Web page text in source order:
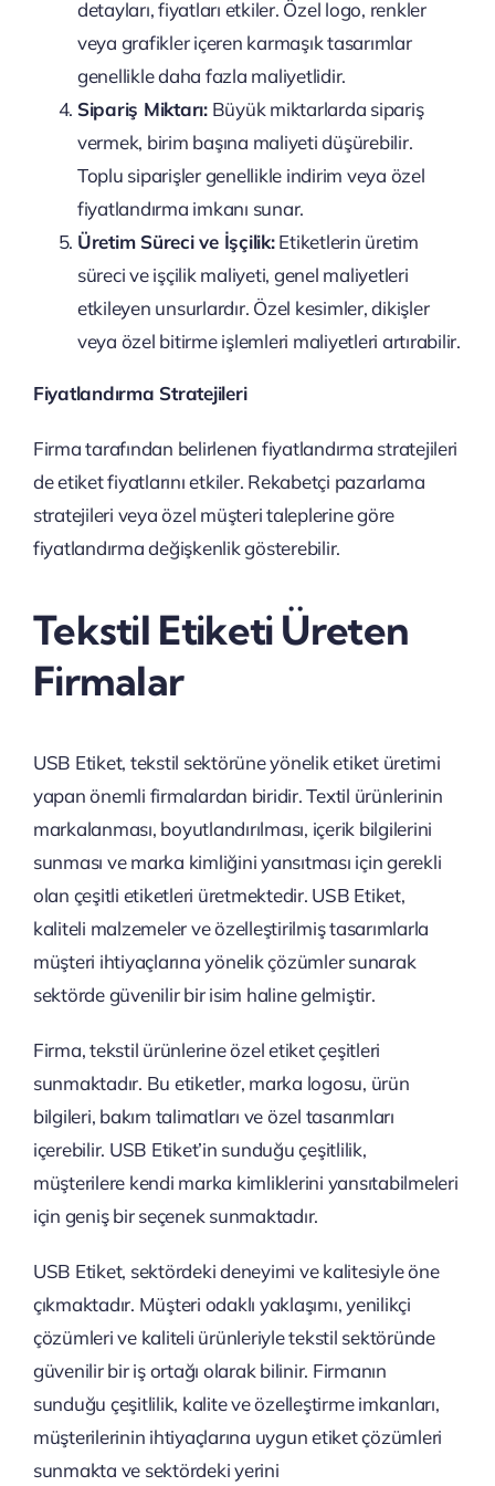
detayları, fiyatları etkiler. Özel logo, renkler
veya grafikler içeren karmaşık tasarımlar
genellikle daha fazla maliyetlidir.
Sipariş Miktarı:Büyük miktarlarda sipariş
vermek, birim başına maliyeti düşürebilir.
Toplu siparişler genellikle indirim veya özel
fiyatlandırma imkanı sunar.
Üretim Süreci ve İşçilik:Etiketlerin üretim
süreci ve işçilik maliyeti, genel maliyetleri
etkileyen unsurlardır. Özel kesimler, dikişler
veya özel bitirme işlemleri maliyetleri artırabilir.
Fiyatlandırma Stratejileri
Firma tarafından belirlenen fiyatlandırma stratejileri
de etiket fiyatlarını etkiler. Rekabetçi pazarlama
stratejileri veya özel müşteri taleplerine göre
fiyatlandırma değişkenlik gösterebilir.
Tekstil Etiketi Üreten
Firmalar
USB Etiket, tekstil sektörüne yönelik etiket üretimi
yapan önemli firmalardan biridir. Textil ürünlerinin
markalanması, boyutlandırılması, içerik bilgilerini
sunması ve marka kimliğini yansıtması için gerekli
olan çeşitli etiketleri üretmektedir. USB Etiket,
kaliteli malzemeler ve özelleştirilmiş tasarımlarla
müşteri ihtiyaçlarına yönelik çözümler sunarak
sektörde güvenilir bir isim haline gelmiştir.
Firma, tekstil ürünlerine özel etiket çeşitleri
sunmaktadır. Bu etiketler, marka logosu, ürün
bilgileri, bakım talimatları ve özel tasarımları
içerebilir. USB Etiket’in sunduğu çeşitlilik,
müşterilere kendi marka kimliklerini yansıtabilmeleri
için geniş bir seçenek sunmaktadır.
USB Etiket, sektördeki deneyimi ve kalitesiyle öne
çıkmaktadır. Müşteri odaklı yaklaşımı, yenilikçi
çözümleri ve kaliteli ürünleriyle tekstil sektöründe
güvenilir bir iş ortağı olarak bilinir. Firmanın
sunduğu çeşitlilik, kalite ve özelleştirme imkanları,
müşterilerinin ihtiyaçlarına uygun etiket çözümleri
sunmakta ve sektördeki yerini